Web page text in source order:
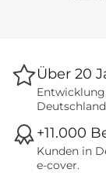
Über 20
+11.000
Kunden in
e-cover.